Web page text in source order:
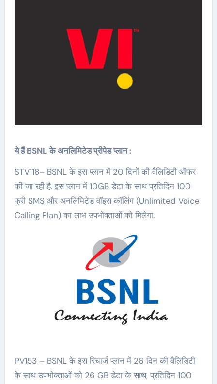
ये हैं BSNL के अनलिमिटेड प्रीपेड प्लान :
STV118– BSNL के इस प्लान में 20 दिनों की वैलिडिटी ऑफर
की जा रही है. इस प्लान में 10GB डेटा के साथ प्रतिदिन 100
फ्री SMS और अनलिमिटेड वॉइस कॉलिंग (Unlimited Voice
Calling Plan) का लाभ उपभोक्ताओं को मिलेगा.
PV153 – BSNL के इस रिचार्ज प्लान में 26 दिन की वैलिडिटी
के साथ उपभोक्ताओं को 26 GB डेटा के साथ, प्रतिदिन 100